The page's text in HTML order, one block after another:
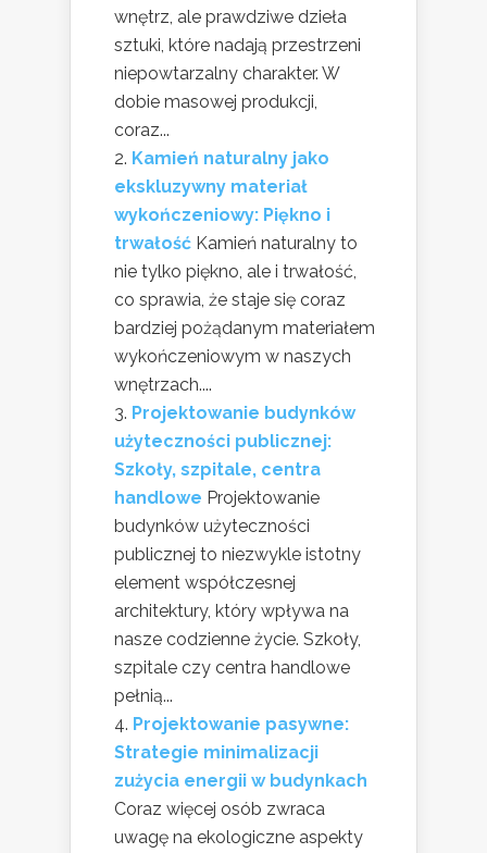
wnętrz, ale prawdziwe dzieła
sztuki, które nadają przestrzeni
niepowtarzalny charakter. W
dobie masowej produkcji,
coraz...
Kamień naturalny jako
ekskluzywny materiał
wykończeniowy: Piękno i
trwałość Kamień naturalny to
nie tylko piękno, ale i trwałość,
co sprawia, że staje się coraz
bardziej pożądanym materiałem
wykończeniowym w naszych
wnętrzach....
Projektowanie budynków
użyteczności publicznej:
Szkoły, szpitale, centra
handlowe Projektowanie
budynków użyteczności
publicznej to niezwykle istotny
element współczesnej
architektury, który wpływa na
nasze codzienne życie. Szkoły,
szpitale czy centra handlowe
pełnią...
Projektowanie pasywne:
Strategie minimalizacji
zużycia energii w budynkach
Coraz więcej osób zwraca
uwagę na ekologiczne aspekty